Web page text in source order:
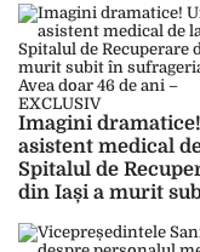
funcţii cu
gravă a legislaţiei
vigoare!
Imagini
asistent medical
Spitalul de
din Iași a murit
46 de ani –